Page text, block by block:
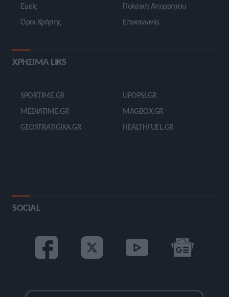
Εμείς
Όροι Χρήσης
Πολιτική Απορρήτου
Επικοινωνία
ΧΡΗΣΙΜΑ LIKS
SPORTIME.GR
MEDIATIME.GR
GEOSTRATIGIKA.GR
UPOPSI.GR
MAGBOX.GR
HEALTHFUEL.GR
SOCIAL